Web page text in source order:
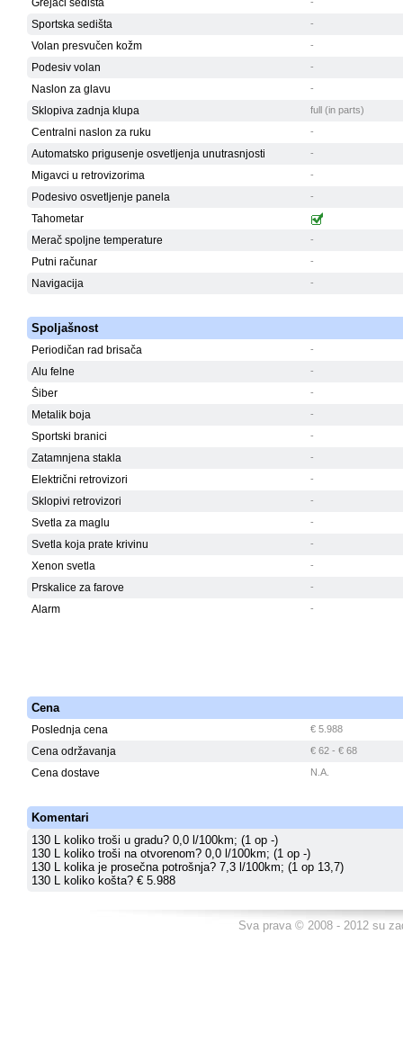
Grejači sedišta
Sportska sedišta -
Volan presvučen kožm -
Podesiv volan -
Naslon za glavu -
Sklopiva zadnja klupa full (in parts)
Centralni naslon za ruku -
Automatsko prigusenje osvetljenja unutrasnjosti -
Migavci u retrovizorima -
Podesivo osvetljenje panela -
Tahometar
Merač spoljne temperature
-
Putni računar -
Navigacija -
Spoljašnost
Periodičan rad brisača -
Alu felne -
Šiber -
Metalik boja -
Sportski branici -
Zatamnjena stakla -
Električni retrovizori -
Sklopivi retrovizori -
Svetla za maglu -
Svetla koja prate krivinu -
Xenon svetla -
Prskalice za farove -
Alarm -
Cena
Poslednja cena € 5.988
Cena održavanja € 62 - € 68
Cena dostave N.A.
Komentari
130 L koliko troši u gradu? 0,0 l/100km; (1 op -)
130 L koliko troši na otvorenom? 0,0 l/100km; (1 op -)
130 L kolika je prosečna potrošnja? 7,3 l/100km; (1 op 13,7)
130 L koliko košta? € 5.988
Sva prava © 2008 - 2012 su